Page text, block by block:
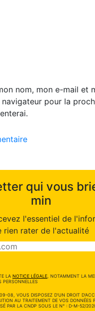
nom, mon e-mail et
navigateur pour la
qui vous
min
l'essentiel de
rien rater de l'actualité
LA NOTICE LÉGALE, NOTAMMENT LA
PERSONNELLES
08, VOUS DISPOSEZ D'UN DROIT
AU TRAITEMENT DE VOS DONNÉES
PAR LA CNDP SOUS LE N° : D-M-52/